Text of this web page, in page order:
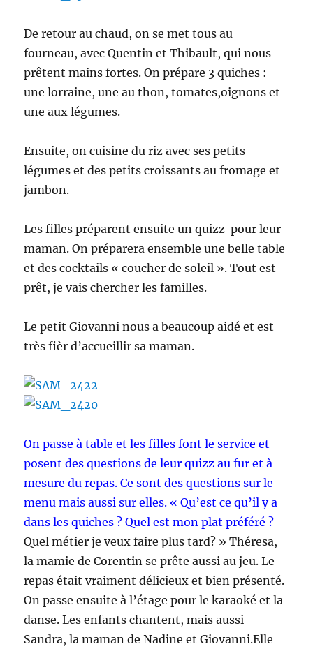
De retour au chaud, on se met tous au
fourneau, avec Quentin et Thibault, qui nous
prêtent mains fortes. On prépare 3 quiches :
une lorraine, une au thon, tomates,oignons et
une aux légumes.
Ensuite, on cuisine du riz avec ses petits
légumes et des petits croissants au fromage et
jambon.
Les filles préparent ensuite un quizz pour leur
maman. On préparera ensemble une belle table
et des cocktails « coucher de soleil ». Tout est
prêt, je vais chercher les familles.
Le petit Giovanni nous a beaucoup aidé et est
très fièr d’accueillir sa maman.
On passe à table et les filles font le service et
posent des questions de leur quizz au fur et à
mesure du repas. Ce sont des questions sur le
menu mais aussi sur elles. « Qu’est ce qu’il y a
dans les quiches ? Quel est mon plat préféré ?
Quel métier je veux faire plus tard? » Théresa,
la mamie de Corentin se prête aussi au jeu. Le
repas était vraiment délicieux et bien présenté.
On passe ensuite à l’étage pour le karaoké et la
danse. Les enfants chantent, mais aussi
Sandra, la maman de Nadine et Giovanni.Elle